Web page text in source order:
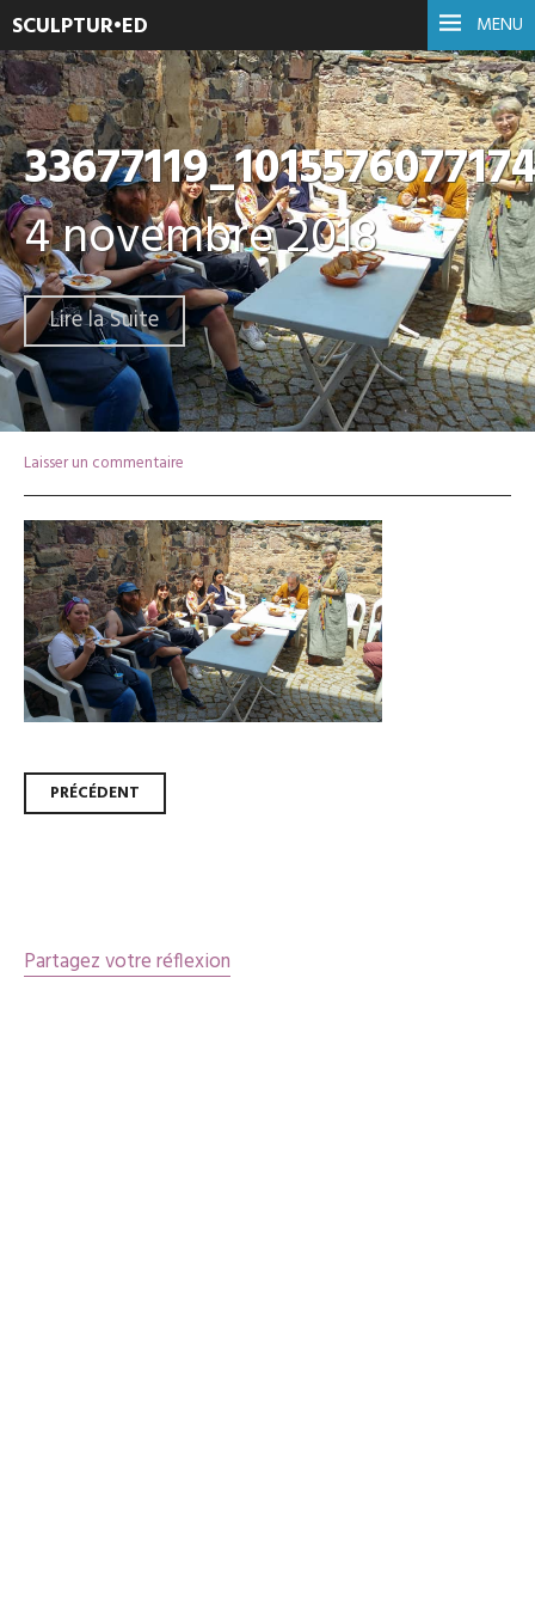
MENU
SCULPTUR•ED
4 novembre 2018
Lire la Suite
Laisser un commentaire
Navigation
PRÉCÉDENT
Partagez votre réflexion